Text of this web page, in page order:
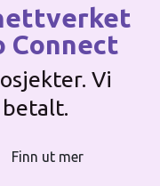
Connect
Vi
Finn ut mer